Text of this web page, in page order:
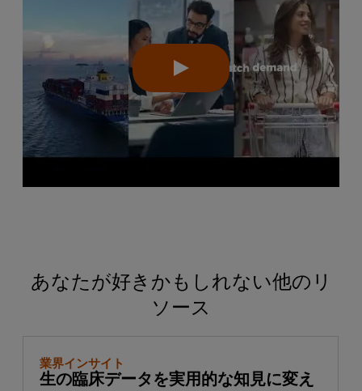
あなたが好きかもしれない他のリ
ソース
業界インサイト
生の臨床データを実用的な知見に変え